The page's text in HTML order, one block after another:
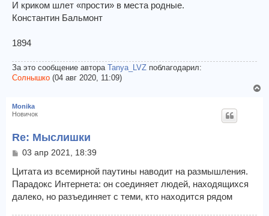
И криком шлет «прости» в места родные.
Константин Бальмонт
1894
За это сообщение автора Tanya_LVZ поблагодарил:
Солнышко (04 авг 2020, 11:09)
Monika
Новичок
Re: Мыслишки
С
о
б
щ
е
03 апр 2021, 18:39
Цитата из всемирной паутины наводит на размышления.
Парадокс Интернета: он соединяет людей, находящихся
далеко, но разъединяет с теми, кто находится рядом